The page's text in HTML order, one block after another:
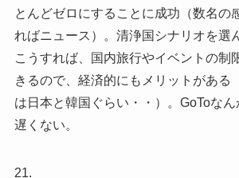
とんどゼロにすることに成功（数名の
ればニュース）。清浄国シナリオを選
こうすれば、国内旅行やイベントの制
きるので、経済的にもメリットがある
は日本と韓国ぐらい・・）。GoToな
遅くない。
21.